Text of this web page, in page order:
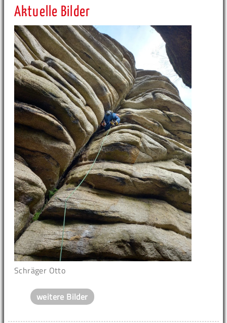
Aktuelle Bilder
Schräger Otto
weitere Bilder